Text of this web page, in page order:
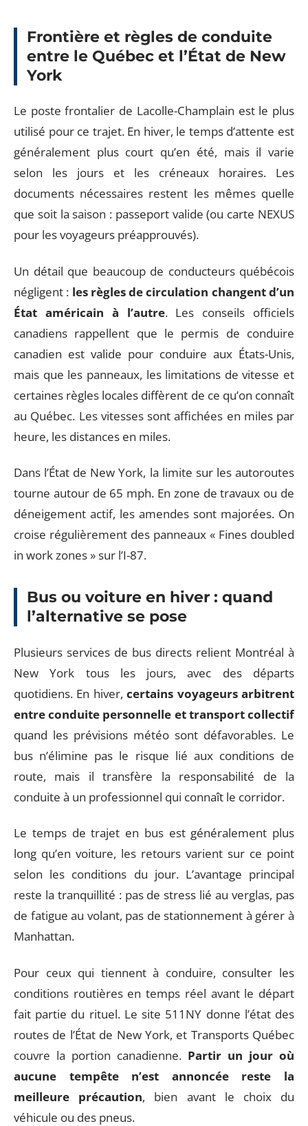
Frontière et règles de conduite
entre le Québec et l’État de New
York
Le poste frontalier de Lacolle-Champlain est le plus
utilisé pour ce trajet. En hiver, le temps d’attente est
généralement plus court qu’en été, mais il varie
selon les jours et les créneaux horaires. Les
documents nécessaires restent les mêmes quelle
que soit la saison : passeport valide (ou carte NEXUS
pour les voyageurs préapprouvés).
Un détail que beaucoup de conducteurs québécois
négligent : les règles de circulation changent d’un
État américain à l’autre. Les conseils officiels
canadiens rappellent que le permis de conduire
canadien est valide pour conduire aux États-Unis,
mais que les panneaux, les limitations de vitesse et
certaines règles locales diffèrent de ce qu’on connaît
au Québec. Les vitesses sont affichées en miles par
heure, les distances en miles.
Dans l’État de New York, la limite sur les autoroutes
tourne autour de 65 mph. En zone de travaux ou de
déneigement actif, les amendes sont majorées. On
croise régulièrement des panneaux « Fines doubled
in work zones » sur l’I-87.
Bus ou voiture en hiver : quand
l’alternative se pose
Plusieurs services de bus directs relient Montréal à
New York tous les jours, avec des départs
quotidiens. En hiver,certains voyageurs arbitrent
entre conduite personnelle et transport collectif
quand les prévisions météo sont défavorables. Le
bus n’élimine pas le risque lié aux conditions de
route, mais il transfère la responsabilité de la
conduite à un professionnel qui connaît le corridor.
Le temps de trajet en bus est généralement plus
long qu’en voiture, les retours varient sur ce point
selon les conditions du jour. L’avantage principal
reste la tranquillité : pas de stress lié au verglas, pas
de fatigue au volant, pas de stationnement à gérer à
Manhattan.
Pour ceux qui tiennent à conduire, consulter les
conditions routières en temps réel avant le départ
fait partie du rituel. Le site 511NY donne l’état des
routes de l’État de New York, et Transports Québec
couvre la portion canadienne. Partir un jour où
aucune tempête n’est annoncée reste la
meilleure précaution, bien avant le choix du
véhicule ou des pneus.